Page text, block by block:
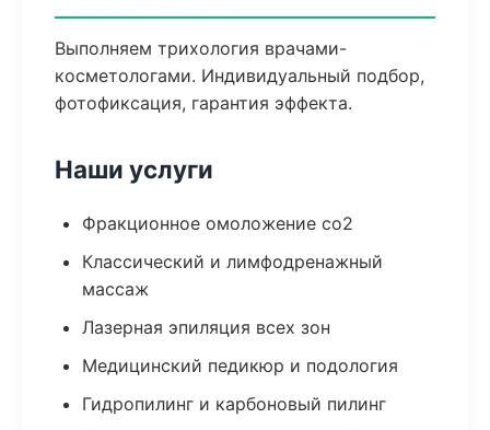
Выполняем трихология врачами-
косметологами. Индивидуальный подбор,
фотофиксация, гарантия эффекта.
Наши услуги
Фракционное омоложение co2
Классический и лимфодренажный
массаж
Лазерная эпиляция всех зон
Медицинский педикюр и подология
Гидропилинг и карбоновый пилинг